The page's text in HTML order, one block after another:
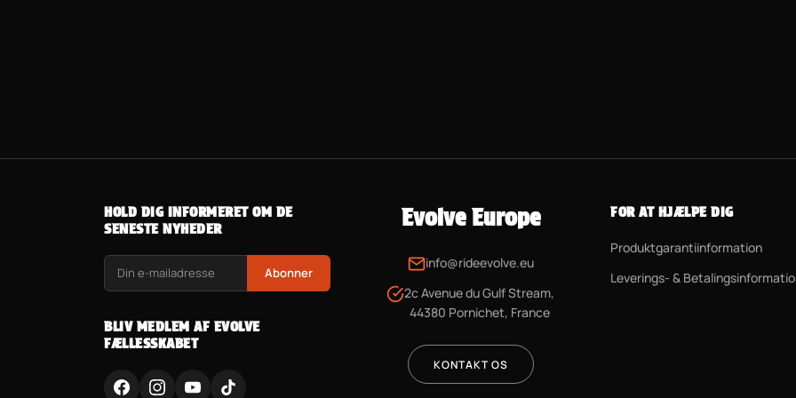
HOLD DIG INFORMERET OM DE
SENESTE NYHEDER
Abonner
BLIV MEDLEM AF EVOLVE
FÆLLESSKABET
Evolve Europe
info@rideevolve.eu
2c Avenue du Gulf Stream,
44380 Pornichet, France
KONTAKT OS
FOR AT HJÆLPE DIG
Produktgarantiinformation
Leverings- &